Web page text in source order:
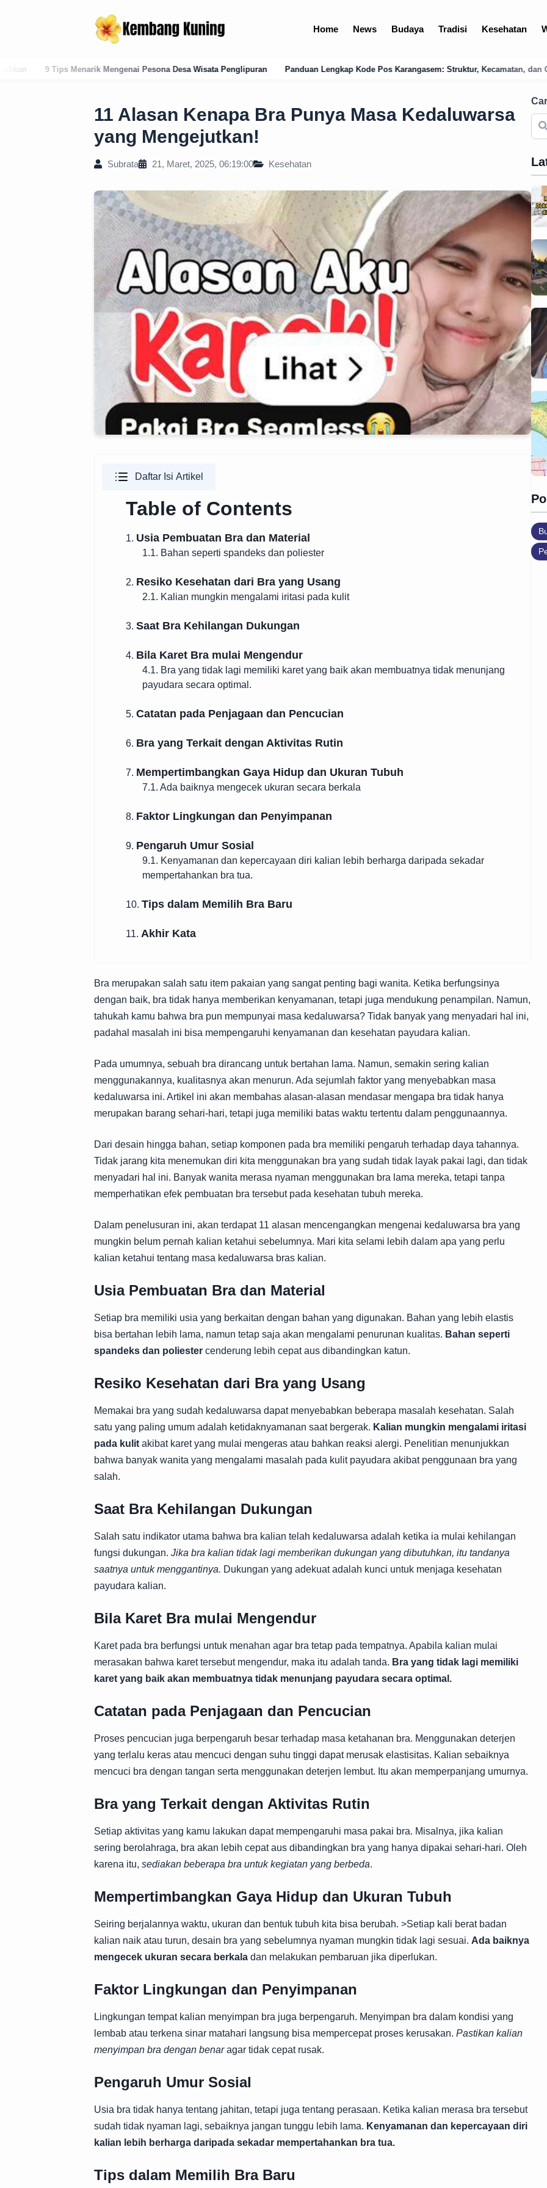
Home News Budaya Tradisi Kesehatan
Pesona Desa Wisata Penglipuran Panduan Lengkap Kode Pos Karangasem: Struktur, Kecamatan, dan Optimalisasi Logistik Bali
11 Alasan Kenapa Bra Punya Masa Kedaluwarsa
yang Mengejutkan!
Subrata 21, Maret, 2025, 06:19:00 Kesehatan
Daftar Isi Artikel
Table of Contents
1. Usia Pembuatan Bra dan Material
1.1. Bahan seperti spandeks dan poliester
2. Resiko Kesehatan dari Bra yang Usang
2.1. Kalian mungkin mengalami iritasi pada kulit
3. Saat Bra Kehilangan Dukungan
4. Bila Karet Bra mulai Mengendur
4.1. Bra yang tidak lagi memiliki karet yang baik akan membuatnya tidak menunjang
payudara secara optimal.
5. Catatan pada Penjagaan dan Pencucian
6. Bra yang Terkait dengan Aktivitas Rutin
7. Mempertimbangkan Gaya Hidup dan Ukuran Tubuh
7.1. Ada baiknya mengecek ukuran secara berkala
8. Faktor Lingkungan dan Penyimpanan
9. Pengaruh Umur Sosial
9.1. Kenyamanan dan kepercayaan diri kalian lebih berharga daripada sekadar
mempertahankan bra tua.
10. Tips dalam Memilih Bra Baru
11. Akhir Kata
Bra merupakan salah satu item pakaian yang sangat penting bagi wanita. Ketika berfungsinya
dengan baik, bra tidak hanya memberikan kenyamanan, tetapi juga mendukung penampilan. Namun,
tahukah kamu bahwa bra pun mempunyai masa kedaluwarsa? Tidak banyak yang menyadari hal ini,
padahal masalah ini bisa mempengaruhi kenyamanan dan kesehatan payudara kalian.
Pada umumnya, sebuah bra dirancang untuk bertahan lama. Namun, semakin sering kalian
menggunakannya, kualitasnya akan menurun. Ada sejumlah faktor yang menyebabkan masa
kedaluwarsa ini. Artikel ini akan membahas alasan-alasan mendasar mengapa bra tidak hanya
merupakan barang sehari-hari, tetapi juga memiliki batas waktu tertentu dalam penggunaannya.
Dari desain hingga bahan, setiap komponen pada bra memiliki pengaruh terhadap daya tahannya.
Tidak jarang kita menemukan diri kita menggunakan bra yang sudah tidak layak pakai lagi, dan tidak
menyadari hal ini. Banyak wanita merasa nyaman menggunakan bra lama mereka, tetapi tanpa
memperhatikan efek pembuatan bra tersebut pada kesehatan tubuh mereka.
Dalam penelusuran ini, akan terdapat 11 alasan mencengangkan mengenai kedaluwarsa bra yang
mungkin belum pernah kalian ketahui sebelumnya. Mari kita selami lebih dalam apa yang perlu
kalian ketahui tentang masa kedaluwarsa bras kalian.
Usia Pembuatan Bra dan Material
Setiap bra memiliki usia yang berkaitan dengan bahan yang digunakan. Bahan yang lebih elastis
bisa bertahan lebih lama, namun tetap saja akan mengalami penurunan kualitas. Bahan seperti
spandeks dan poliester cenderung lebih cepat aus dibandingkan katun.
Resiko Kesehatan dari Bra yang Usang
Memakai bra yang sudah kedaluwarsa dapat menyebabkan beberapa masalah kesehatan. Salah
satu yang paling umum adalah ketidaknyamanan saat bergerak. Kalian mungkin mengalami iritasi
pada kulit akibat karet yang mulai mengeras atau bahkan reaksi alergi. Penelitian menunjukkan
bahwa banyak wanita yang mengalami masalah pada kulit payudara akibat penggunaan bra yang
salah.
Saat Bra Kehilangan Dukungan
Salah satu indikator utama bahwa bra kalian telah kedaluwarsa adalah ketika ia mulai kehilangan
fungsi dukungan. Jika bra kalian tidak lagi memberikan dukungan yang dibutuhkan, itu tandanya
saatnya untuk menggantinya. Dukungan yang adekuat adalah kunci untuk menjaga kesehatan
payudara kalian.
Bila Karet Bra mulai Mengendur
Karet pada bra berfungsi untuk menahan agar bra tetap pada tempatnya. Apabila kalian mulai
merasakan bahwa karet tersebut mengendur, maka itu adalah tanda. Bra yang tidak lagi memiliki
karet yang baik akan membuatnya tidak menunjang payudara secara optimal.
Catatan pada Penjagaan dan Pencucian
Proses pencucian juga berpengaruh besar terhadap masa ketahanan bra. Menggunakan deterjen
yang terlalu keras atau mencuci dengan suhu tinggi dapat merusak elastisitas. Kalian sebaiknya
mencuci bra dengan tangan serta menggunakan deterjen lembut. Itu akan memperpanjang umurnya.
Bra yang Terkait dengan Aktivitas Rutin
Setiap aktivitas yang kamu lakukan dapat mempengaruhi masa pakai bra. Misalnya, jika kalian
sering berolahraga, bra akan lebih cepat aus dibandingkan bra yang hanya dipakai sehari-hari. Oleh
karena itu, sediakan beberapa bra untuk kegiatan yang berbeda.
Mempertimbangkan Gaya Hidup dan Ukuran Tubuh
Seiring berjalannya waktu, ukuran dan bentuk tubuh kita bisa berubah. >Setiap kali berat badan
kalian naik atau turun, desain bra yang sebelumnya nyaman mungkin tidak lagi sesuai. Ada baiknya
mengecek ukuran secara berkala dan melakukan pembaruan jika diperlukan.
Faktor Lingkungan dan Penyimpanan
Lingkungan tempat kalian menyimpan bra juga berpengaruh. Menyimpan bra dalam kondisi yang
lembab atau terkena sinar matahari langsung bisa mempercepat proses kerusakan. Pastikan kalian
menyimpan bra dengan benaragar tidak cepat rusak.
Pengaruh Umur Sosial
Usia bra tidak hanya tentang jahitan, tetapi juga tentang perasaan. Ketika kalian merasa bra tersebut
sudah tidak nyaman lagi, sebaiknya jangan tunggu lebih lama. Kenyamanan dan kepercayaan diri
kalian lebih berharga daripada sekadar mempertahankan bra tua.
Tips dalam Memilih Bra Baru